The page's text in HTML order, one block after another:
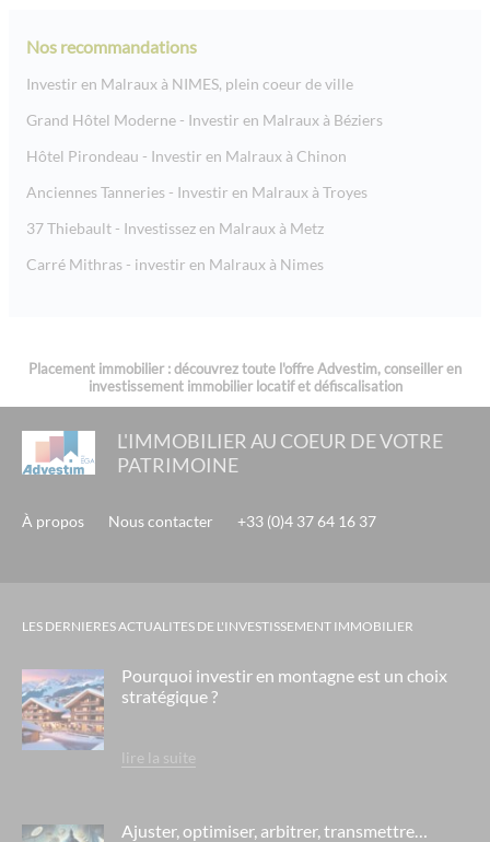
Nos recommandations
Investir en Malraux à NIMES, plein coeur de ville
Grand Hôtel Moderne - Investir en Malraux à Béziers
Hôtel Pirondeau - Investir en Malraux à Chinon
Anciennes Tanneries - Investir en Malraux à Troyes
37 Thiebault - Investissez en Malraux à Metz
Carré Mithras - investir en Malraux à Nimes
Placement immobilier : découvrez toute l'offre Advestim, conseiller en
investissement immobilier locatif et défiscalisation
L'IMMOBILIER AU COEUR DE VOTRE
PATRIMOINE
À propos Nous contacter +33 (0)4 37 64 16 37
LES DERNIERES ACTUALITES DE L'INVESTISSEMENT IMMOBILIER
Pourquoi investir en montagne est un choix
stratégique ?
lire la suite
Ajuster, optimiser, arbitrer, transmettre…